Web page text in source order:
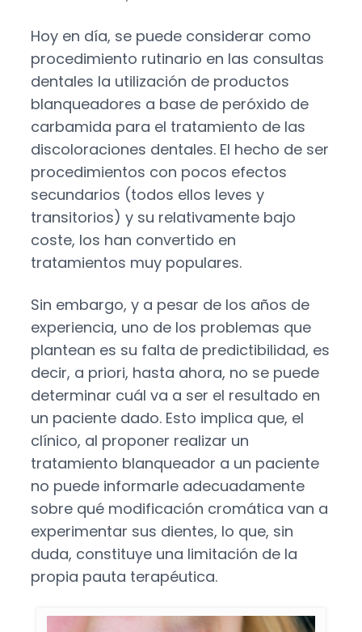
Hoy en día, se puede considerar como
procedimiento rutinario en las consultas
dentales la utilización de productos
blanqueadores a base de peróxido de
carbamida para el tratamiento de las
discoloraciones dentales. El hecho de ser
procedimientos con pocos efectos
secundarios (todos ellos leves y
transitorios) y su relativamente bajo
coste, los han convertido en
tratamientos muy populares.
Sin embargo, y a pesar de los años de
experiencia, uno de los problemas que
plantean es su falta de predictibilidad, es
decir, a priori, hasta ahora, no se puede
determinar cuál va a ser el resultado en
un paciente dado. Esto implica que, el
clínico, al proponer realizar un
tratamiento blanqueador a un paciente
no puede informarle adecuadamente
sobre qué modificación cromática van a
experimentar sus dientes, lo que, sin
duda, constituye una limitación de la
propia pauta terapéutica.